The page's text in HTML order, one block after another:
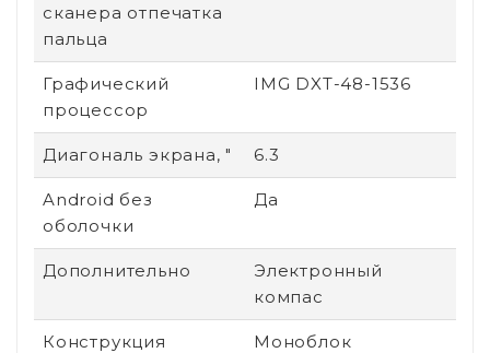
сканера отпечатка
пальца
Графический
процессор
IMG DXT-48-1536
Диагональ экрана, " 6.3
Android без
оболочки
Да
Дополнительно
Электронный
компас
Конструкция
Моноблок